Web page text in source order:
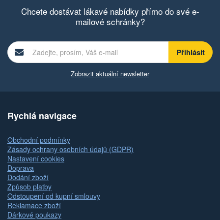
Chcete dostávat lákavé nabídky přímo do své e-
mailové schránky?
Zobrazit aktuální newsletter
Rychlá navigace
Obchodní podmínky
Zásady ochrany osobních údajů (GDPR)
Nastavení cookies
Doprava
Dodání zboží
Způsob platby
Odstoupení od kupní smlouvy
Reklamace zboží
Dárkové poukazy